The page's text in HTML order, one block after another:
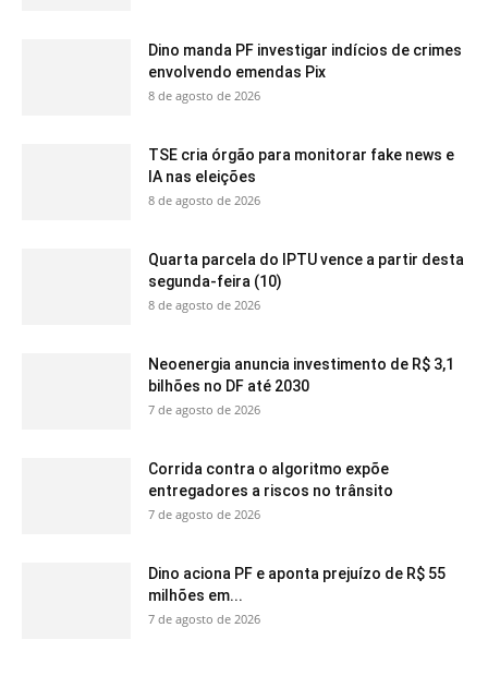
Dino manda PF investigar indícios de crimes
envolvendo emendas Pix
8 de agosto de 2026
TSE cria órgão para monitorar fake news e
IA nas eleições
8 de agosto de 2026
Quarta parcela do IPTU vence a partir desta
segunda-feira (10)
8 de agosto de 2026
Neoenergia anuncia investimento de R$ 3,1
bilhões no DF até 2030
7 de agosto de 2026
Corrida contra o algoritmo expõe
entregadores a riscos no trânsito
7 de agosto de 2026
Dino aciona PF e aponta prejuízo de R$ 55
milhões em...
7 de agosto de 2026